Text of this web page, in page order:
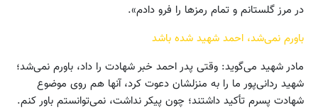
در مرز گلستانم و تمام رمزها را فرو دادم».
باورم نمی‌شد، احمد شهید شده باشد
مادر شهید می‌گوید: وقتی پدر احمد خبر شهادت را داد، باورم نمی‌شد؛
شهید ردانی‌پور ما را به منزلشان دعوت کرد، آنها هم روی موضوع
شهادت پسرم تأکید داشتند؛ چون پیکر نداشت، نمی‌توانستم باور کنم.